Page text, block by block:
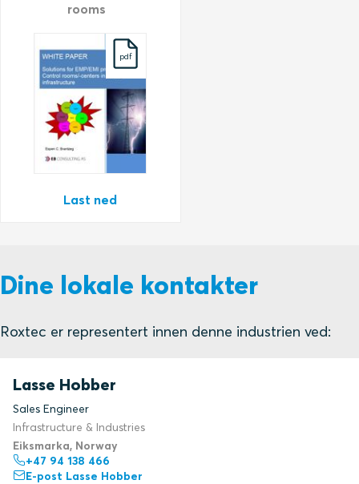
rooms
pdf
Last ned
Dine lokale kontakter
Roxtec er representert innen denne industrien ved:
Lasse Hobber
Sales Engineer
Infrastructure & Industries
Eiksmarka, Norway
+47 94 138 466
E-post Lasse Hobber